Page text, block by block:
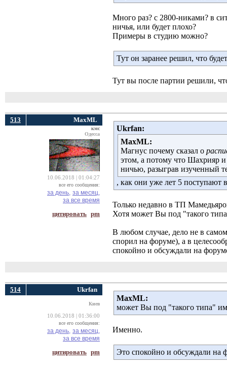
Много раз? с 2800-никами? в
ничья, или будет плохо?
Примеры в студию можно?
Тут он заранее решил, что
Тут вы после партии решили,
513 MaxML
кмс
Одесса
10.06.2018 | 01:04:27
все его сообщения:
за день, за месяц,
за все время
цитировать pm
Ukrfan:
MaxML:
Магнус почему сказал о
этом, а потому что Шахрияр
ничью, разыграв изученный
, как они уже лет 5 поступают
Только недавно в ТП
Хотя может Вы под "такого
В любом случае, дело не в
спорил на форуме), а в
спокойно и обсуждали на
514 Ukrfan
Киев
10.06.2018 | 01:36:00
все его сообщения:
за день, за месяц,
за все время
цитировать pm
MaxML:
может Вы под "такого типа"
Именно.
Это спокойно и обсуждали на